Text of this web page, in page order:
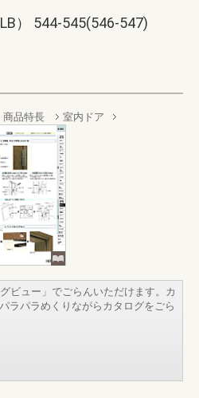
） 544-545(546-547)
商品特長 室内ドア
ビュー」でごらんいただけます。カ
ラパラめくりながらカタログをごら